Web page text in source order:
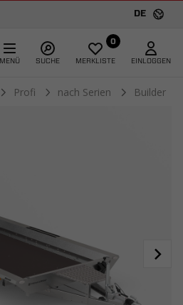
DE
MENÜ SUCHE
0
MERKLISTE EINLOGGEN
Profi nach Serien Builder